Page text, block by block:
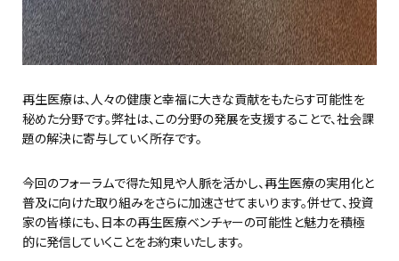
再生医療は、人々の健康と幸福に大きな貢献をもたらす可能性を
秘めた分野です。弊社は、この分野の発展を支援することで、社会課
題の解決に寄与していく所存です。
今回のフォーラムで得た知見や人脈を活かし、再生医療の実用化と
普及に向けた取り組みをさらに加速させてまいります。併せて、投資
家の皆様にも、日本の再生医療ベンチャーの可能性と魅力を積極
的に発信していくことをお約束いたします。